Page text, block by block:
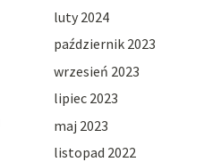
luty 2024
październik 2023
wrzesień 2023
lipiec 2023
maj 2023
listopad 2022